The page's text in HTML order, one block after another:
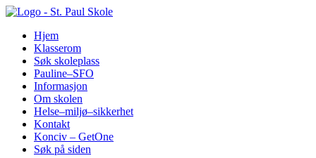
Hopp
innholdHjem
Klasserom
Søk skoleplass
Pauline–SFO
Informasjon
Om skolen
Helse–miljø–sikkerhet
Kontakt
Konciv – GetOne
Søk på siden